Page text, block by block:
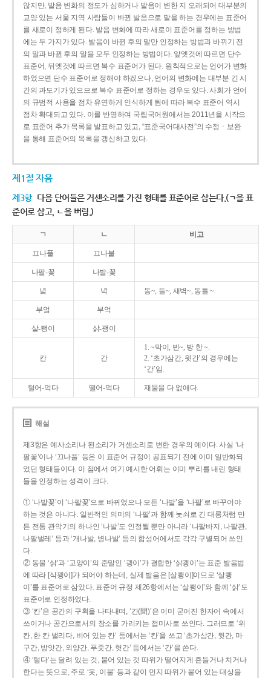
않지만, 발음 변화의 정도가 심하거나 발음이 변한 지 오래되어 대부분의
교양 있는 서울 지역 사람들이 바뀐 발음으로 말을 하는 경우에는 표준어
를 새로이 정하게 된다. 발음 변화에 따라 새로이 표준어를 정하는 방법
에는 두 가지가 있다. 발음이 바뀐 후의 말만 인정하는 방법과 바뀌기 전
의 말과 바뀐 후의 말을 모두 인정하는 방법이다. 앞엣것에 따르면 단수
표준어, 뒤엣것에 따르면 복수 표준어가 된다. 원칙적으로는 언어가 변화
하였으면 단수 표준어로 정해야 하겠으나, 언어의 변화에는 대부분 긴 시
간의 과도기가 있으므로 복수 표준어로 정하는 경우도 있다. 사회가 언어
의 규범적 사용을 점차 유연하게 인식하게 됨에 따라 복수 표준어 역시
점차 확대되고 있다. 이를 반영하여 국립국어원에서는 2011년을 시작으
로 표준어 추가 목록을 발표하고 있고, “표준국어대사전”의 수정ㆍ보완
을 통해 표준어의 목록을 갱신하고 있다.
제1절 자음
제3항 다음 단어들은 거센소리를 가진 형태를 표준어로 삼는다.(ㄱ을 표
준어로 삼고, ㄴ을 버림.)
ㄱ ㄴ 비고
끄나풀 끄나불
나팔-꽃 나발-꽃
녘 녁 동~, 들~, 새벽~, 동틀 ~.
부엌 부억
살-쾡이 삵-괭이
칸 간
1. ~막이, 빈~, 방 한 ~.
2. ‘초가삼간, 윗간’의 경우에는
‘간’임.
털어-먹다 떨어-먹다 재물을 다 없애다.
해설
제3항은 예사소리나 된소리가 거센소리로 변한 경우의 예이다. 사실 ‘나
팔꽃’이나 ‘끄나풀’ 등은 이 표준어 규정이 공표되기 전에 이미 일반화되
었던 형태들이다. 이 점에서 여기 예시한 어휘는 이미 뿌리를 내린 형태
들을 인정하는 성격이 크다.
① ‘나발꽃’이 ‘나팔꽃’으로 바뀌었으나 모든 ‘나발’을 ‘나팔’로 바꾸어야
하는 것은 아니다. 일반적인 의미의 ‘나팔’과 함께 놋쇠로 긴 대롱처럼 만
든 전통 관악기의 하나인 ‘나발’도 인정될 뿐만 아니라 ‘나팔바지, 나팔관,
나팔벌레’ 등과 ‘개나발, 병나발’ 등의 합성어에서도 각각 구별되어 쓰인
다.
② 동물 ‘삵’과 ‘고양이’의 준말인 ‘괭이’가 결합한 ‘삵괭이’는 표준 발음법
에 따라 [삭꽹이]가 되어야 하는데, 실제 발음은 [살쾡이]이므로 ‘살쾡
이’를 표준어로 삼았다. 표준어 규정 제26항에서는 ‘살쾡이’와 함께 ‘삵’도
표준어로 인정하였다.
③ ‘칸’은 공간의 구획을 나타내며, ‘간(間)’은 이미 굳어진 한자어 속에서
쓰이거나 공간으로서의 장소를 가리키는 접미사로 쓰인다. 그러므로 ‘위
칸, 한 칸 벌리다, 비어 있는 칸’ 등에서는 ‘칸’을 쓰고 ‘초가삼간, 뒷간, 마
구간, 방앗간, 외양간, 푸줏간, 헛간’ 등에서는 ‘간’을 쓴다.
④ ‘털다’는 달려 있는 것, 붙어 있는 것 따위가 떨어지게 흔들거나 치거나
한다는 뜻으로, 주로 ‘옷, 이불’ 등과 같이 먼지 따위가 붙어 있는 대상을